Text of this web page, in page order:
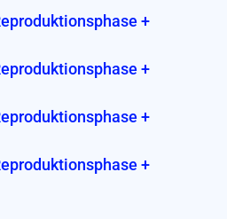
+
+
+
+